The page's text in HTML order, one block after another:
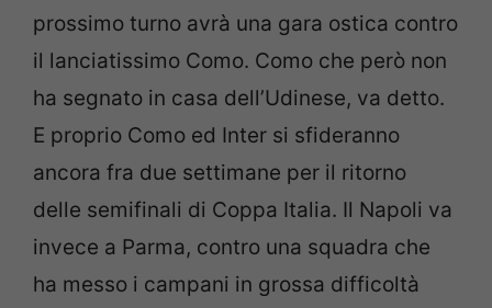
prossimo turno avrà una gara ostica contro
il lanciatissimo Como. Como che però non
ha segnato in casa dell’Udinese, va detto.
E proprio Como ed Inter si sfideranno
ancora fra due settimane per il ritorno
delle semifinali di Coppa Italia. Il Napoli va
invece a Parma, contro una squadra che
ha messo i campani in grossa difficoltà